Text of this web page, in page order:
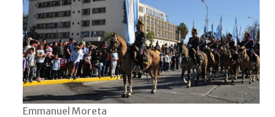
Emmanuel Moreta